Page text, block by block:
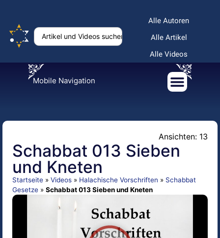
Alle Autoren
Alle Artikel
Alle Videos
Mobile Navigation
Ansichten: 13
Schabbat 013 Sieben
und Kneten
Startseite » Videos » Halachische Vorschriften » Schabbat
Gesetze » Schabbat 013 Sieben und Kneten